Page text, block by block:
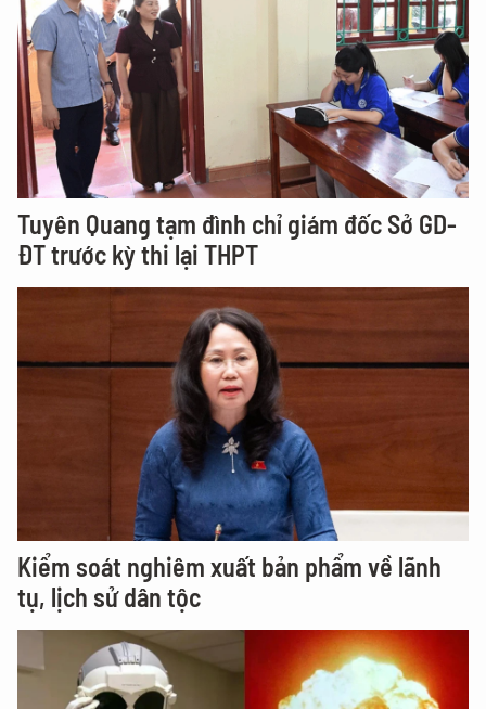
Tuyên Quang tạm đình chỉ giám đốc Sở GD-
ĐT trước kỳ thi lại THPT
Kiểm soát nghiêm xuất bản phẩm về lãnh
tụ, lịch sử dân tộc